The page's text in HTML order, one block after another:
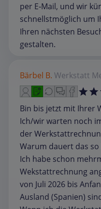
per E‑Mail, und wir
schnellstmöglich um
Ihren nächsten
gestalten.
Bärbel B. Werkstatt
Bin bis jetzt mit Ihrer
Ich/wir warten noch
der
Warum dauert das so
Ich habe schon
Wekstattrechnung
von Juli 2026 bis
Ausland (Spanien)